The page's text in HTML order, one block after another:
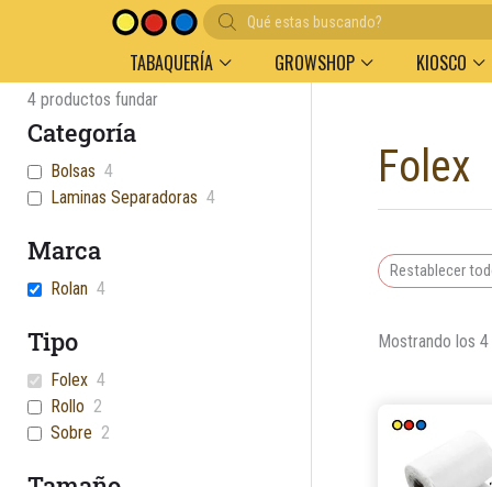
Búsqueda
de
productos
Entregas en el día en AMBA Descuento por
TABAQUERÍA GROWSHOP KIOSCO
4 productos fundar
Categoría
Bolsas 4
Laminas Separadoras 4
Marca
Rolan 4
Tipo
Folex 4
Rollo 2
Sobre 2
Folex
Restablecer
Mostrando los